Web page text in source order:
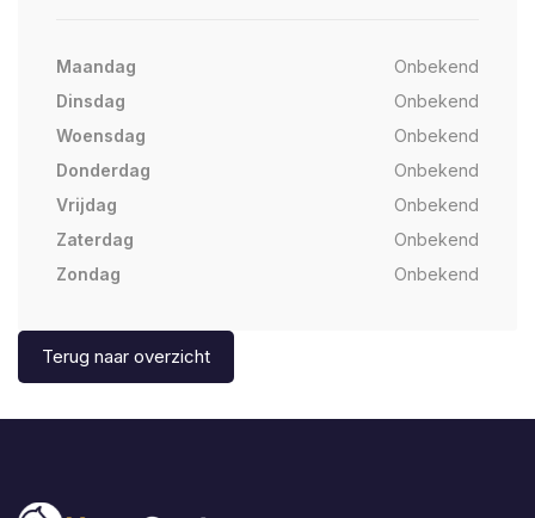
Maandag
Onbekend
Dinsdag
Onbekend
Woensdag
Onbekend
Donderdag
Onbekend
Vrijdag
Onbekend
Zaterdag
Onbekend
Zondag
Onbekend
Terug naar overzicht